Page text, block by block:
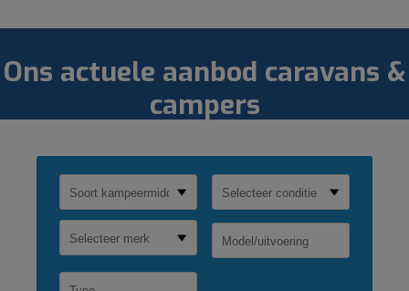
Ons actuele aanbod caravans &
campers
Selecteer merk